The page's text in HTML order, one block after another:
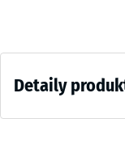
cm
produktu
–
Detaily